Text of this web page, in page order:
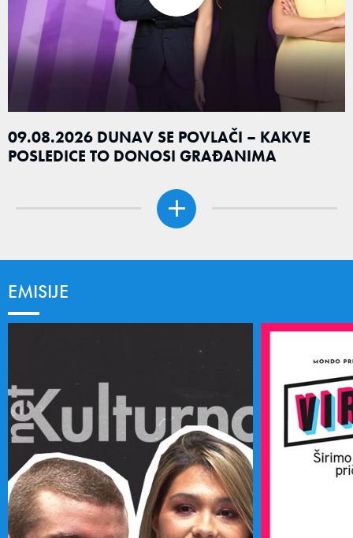
09.08.2026 DUNAV SE POVLAČI – KAKVE
POSLEDICE TO DONOSI GRAĐANIMA
EMISIJE